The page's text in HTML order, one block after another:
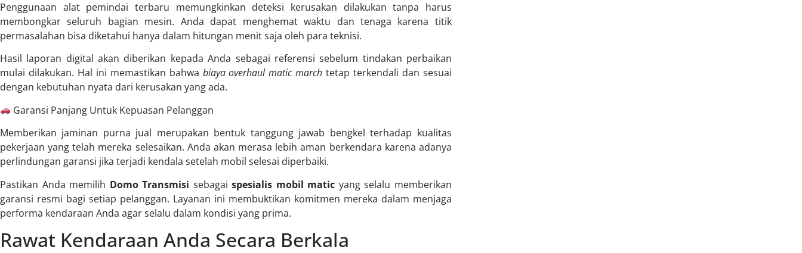
Penggunaan alat pemindai terbaru memungkinkan deteksi kerusakan dilakukan tanpa harus
membongkar seluruh bagian mesin. Anda dapat menghemat waktu dan tenaga karena titik
permasalahan bisa diketahui hanya dalam hitungan menit saja oleh para teknisi.
Hasil laporan digital akan diberikan kepada Anda sebagai referensi sebelum tindakan perbaikan
mulai dilakukan. Hal ini memastikan bahwa biaya overhaul matic march tetap terkendali dan sesuai
dengan kebutuhan nyata dari kerusakan yang ada.
Garansi Panjang Untuk Kepuasan Pelanggan
Memberikan jaminan purna jual merupakan bentuk tanggung jawab bengkel terhadap kualitas
pekerjaan yang telah mereka selesaikan. Anda akan merasa lebih aman berkendara karena adanya
perlindungan garansi jika terjadi kendala setelah mobil selesai diperbaiki.
Pastikan Anda memilih Domo Transmisi sebagaispesialis mobil matic yang selalu memberikan
garansi resmi bagi setiap pelanggan. Layanan ini membuktikan komitmen mereka dalam menjaga
performa kendaraan Anda agar selalu dalam kondisi yang prima.
Rawat Kendaraan Anda Secara Berkala